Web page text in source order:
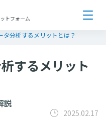
トフォーム
タ分析するメリットとは？
するメリット
説
2025.02.17